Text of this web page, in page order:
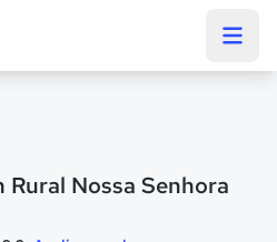
Rural Nossa Senhora